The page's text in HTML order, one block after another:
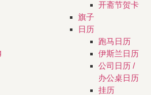
开斋节贺卡
旗子
日历
跑马日历
伊斯兰日历
公司日历 /
办公桌日历
挂历